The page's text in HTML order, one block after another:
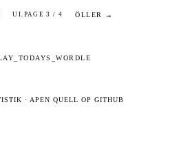
UI.PAGE 3 / 4 ÖLLER →
· APEN QUELL OP GITHUB